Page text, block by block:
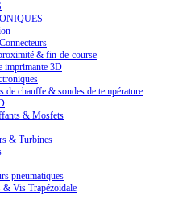
& fin-de-course
imprimante 3D
de chauffe & sondes de température
& Mosfets
& Turbines
pneumatiques
& Vis Trapézoïdale